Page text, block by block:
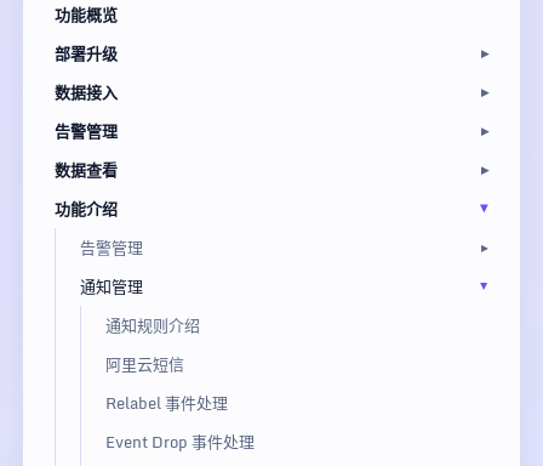
功能概览
部署升级
数据接入
告警管理
数据查看
功能介绍
告警管理
通知管理
通知规则介绍
阿里云短信
Relabel 事件处理
Event Drop 事件处理